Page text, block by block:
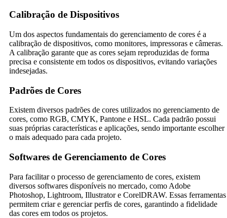
Calibração de Dispositivos
Um dos aspectos fundamentais do gerenciamento de cores é a
calibração de dispositivos, como monitores, impressoras e câmeras.
A calibração garante que as cores sejam reproduzidas de forma
precisa e consistente em todos os dispositivos, evitando variações
indesejadas.
Padrões de Cores
Existem diversos padrões de cores utilizados no gerenciamento de
cores, como RGB, CMYK, Pantone e HSL. Cada padrão possui
suas próprias características e aplicações, sendo importante escolher
o mais adequado para cada projeto.
Softwares de Gerenciamento de Cores
Para facilitar o processo de gerenciamento de cores, existem
diversos softwares disponíveis no mercado, como Adobe
Photoshop, Lightroom, Illustrator e CorelDRAW. Essas ferramentas
permitem criar e gerenciar perfis de cores, garantindo a fidelidade
das cores em todos os projetos.